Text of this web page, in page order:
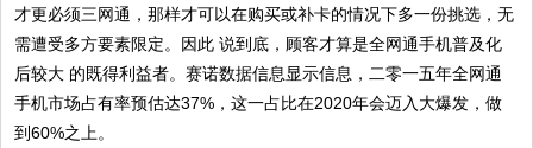
才更必须三网通，那样才可以在购买或补卡的情况下多一份挑选，无
需遭受多方要素限定。因此 说到底，顾客才算是全网通手机普及化
后较大 的既得利益者。赛诺数据信息显示信息，二零一五年全网通
手机市场占有率预估达37%，这一占比在2020年会迈入大爆发，做
到60%之上。